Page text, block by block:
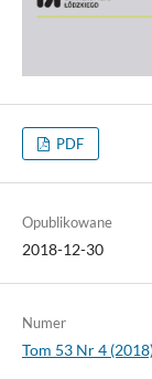
PDF
Opublikowane
2018-12-30
Numer
Tom 53 Nr 4